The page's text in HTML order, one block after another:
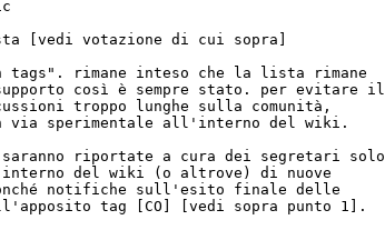
[vedi votazione di cui sopra]
tags". rimane inteso che la lista rimane
così è sempre stato. per evitare il
troppo lunghe sulla comunità,
via sperimentale all'interno del wiki.
riportate a cura dei segretari solo
del wiki (o altrove) di nuove
notifiche sull'esito finale delle
tag [CO] [vedi sopra punto 1].